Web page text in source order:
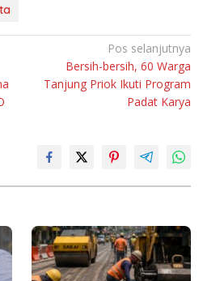
Pos selanjutnya
Bersih-bersih, 60 Warga
Tanjung Priok Ikuti Program
Padat Karya